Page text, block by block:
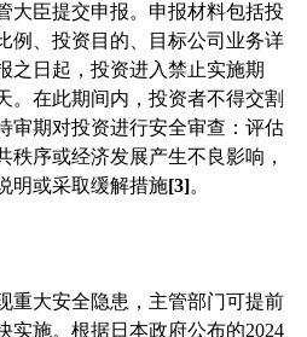
大臣提交申报。申报材料包括投
例、投资目的、目标公司业务详
之日起，投资进入禁止实施期
。在此期间内，投资者不得交割
审期对投资进行安全审查：评估
秩序或经济发展产生不良影响，
明或采取缓解措施[3]。
重大安全隐患，主管部门可提前
实施。根据日本政府公布的2024